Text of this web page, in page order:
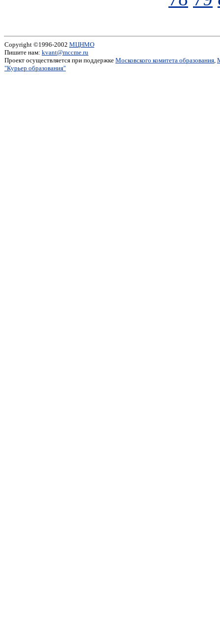
Copyright ©1996-2002 МЦНМО
Пишите нам: kvant@mccme.ru
Проект осуществляется при поддержке Московского комитета образования,
"Курьер образования"